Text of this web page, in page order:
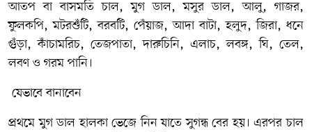
আতপ বা বাসমতি চাল, মুগ ডাল, মসুর ডাল, আলু, গাজর,
ফুলকপি, মটরশুঁটি, বরবটি, পেঁয়াজ, আদা বাটা, হলুদ, জিরা, ধনে
গুঁড়া, কাঁচামরিচ, তেজপাতা, দারুচিনি, এলাচ, লবঙ্গ, ঘি, তেল,
লবণ ও গরম পানি।
যেভাবে বানাবেন
প্রথমে মুগ ডাল হালকা ভেজে নিন যাতে সুগন্ধ বের হয়। এরপর চাল